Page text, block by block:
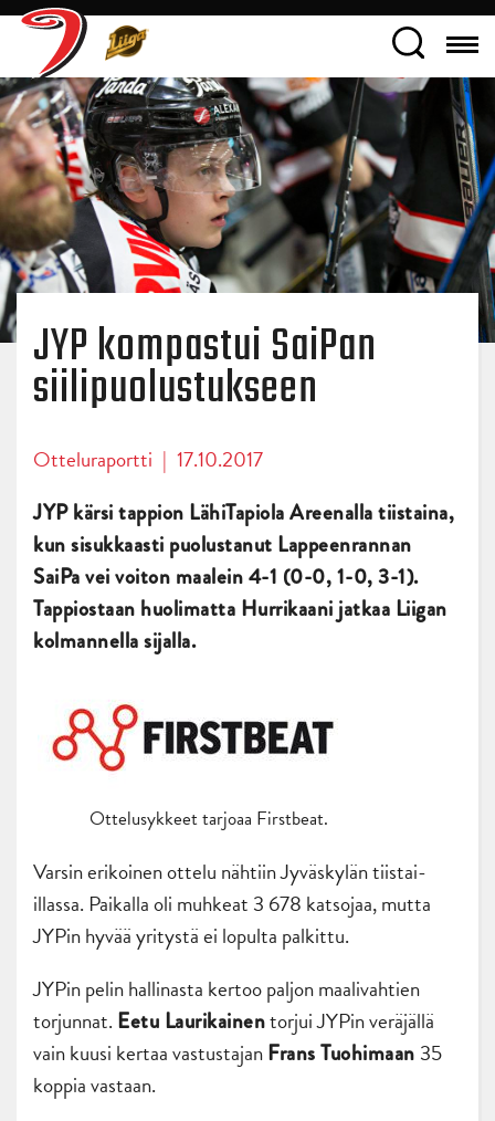
JYP kompastui SaiPan
siilipuolustukseen
Otteluraportti | 17.10.2017
JYP kärsi tappion LähiTapiola Areenalla tiistaina,
kun sisukkaasti puolustanut Lappeenrannan
SaiPa vei voiton maalein 4-1 (0-0, 1-0, 3-1).
Tappiostaan huolimatta Hurrikaani jatkaa Liigan
kolmannella sijalla.
Ottelusykkeet tarjoaa Firstbeat.
Varsin erikoinen ottelu nähtiin Jyväskylän tiistai-
illassa. Paikalla oli muhkeat 3 678 katsojaa, mutta
JYPin hyvää yritystä ei lopulta palkittu.
JYPin pelin hallinasta kertoo paljon maalivahtien
torjunnat. Eetu Laurikainentorjui JYPin veräjällä
vain kuusi kertaa vastustajanFrans Tuohimaan 35
koppia vastaan.